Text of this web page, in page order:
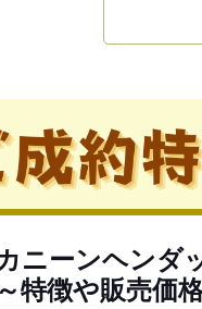
ニーンヘンダ
～特徴や販売価